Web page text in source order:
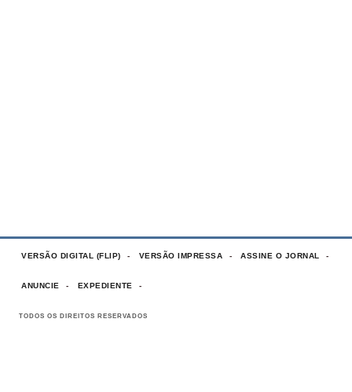
VERSÃO DIGITAL (FLIP) VERSÃO IMPRESSA ASSINE O JORNAL
ANUNCIE EXPEDIENTE
TODOS OS DIREITOS RESERVADOS